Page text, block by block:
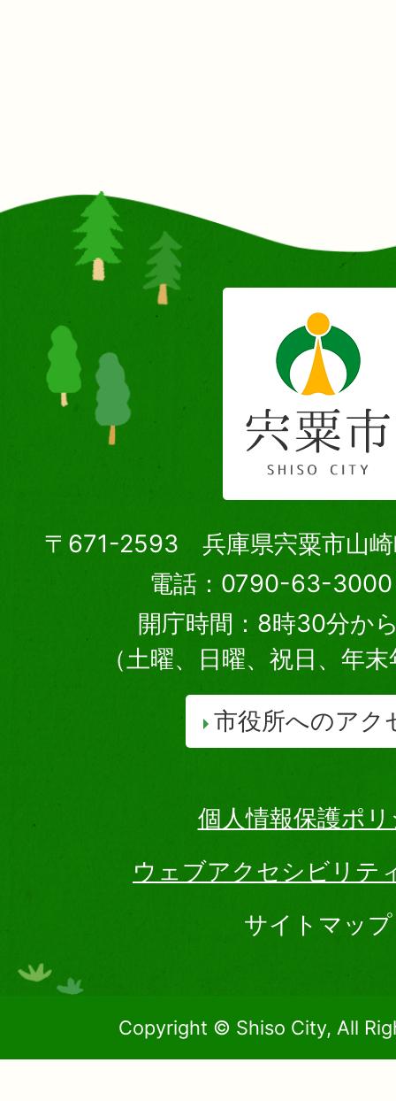
〒671-2593 兵庫県宍粟市山崎
電話：0790-63-3000
開庁時間：8時30分か
（土曜、日曜、祝日、年
市役所へのアク
個人情報保護ポ
ウェブアクセシビリテ
サイトマップ
Copyright © Shiso City, All